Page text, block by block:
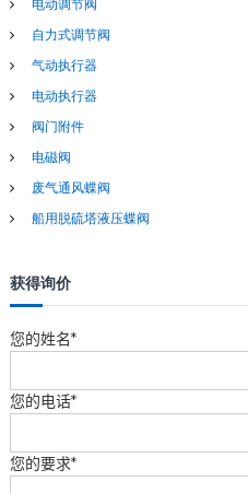
电动调节阀
自力式调节阀
气动执行器
电动执行器
阀门附件
电磁阀
废气通风蝶阀
船用脱硫塔液压蝶阀
获得询价
您的姓名*
您的电话*
您的要求*